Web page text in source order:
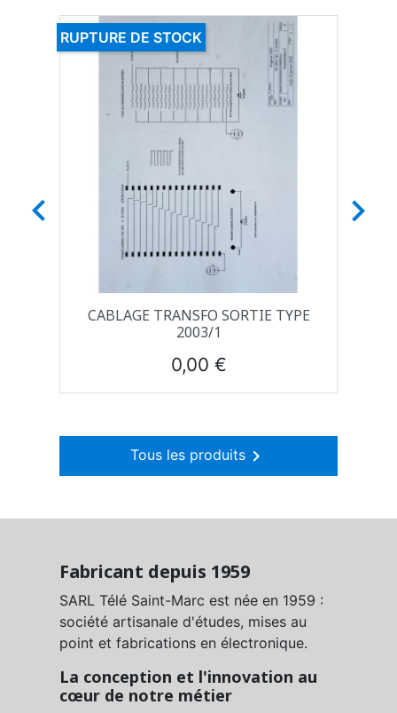

CABLAGE TRANSFO SORTIE TYPE
2003/1
Prix
0,00 €
RUPTURE DE STOCK

Tous les produits 
Fabricant depuis 1959
SARL Télé Saint-Marc est née en 1959 :
société artisanale d'études, mises au
point et fabrications en électronique.
La conception et l'innovation au
cœur de notre métier